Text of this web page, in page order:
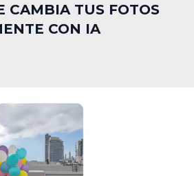
CAMBIA TUS FOTOS
CON IA